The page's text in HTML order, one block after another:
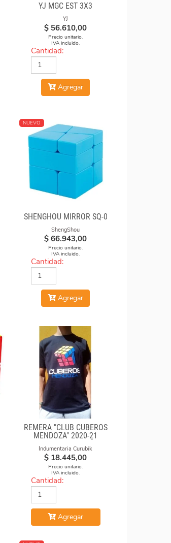
YJ MGC EST 3X3
YJ
$ 56.610,00
Precio unitario.
IVA incluido.
Cantidad:
Agregar
NUEVO
SHENGHOU MIRROR SQ-0
ShengShou
$ 66.943,00
Precio unitario.
IVA incluido.
Cantidad:
Agregar
REMERA "CLUB CUBEROS
MENDOZA" 2020-21
NEGRA DE ALGODÓN
ESTAMPADA
Indumentaria Curubik
$ 18.445,00
Precio unitario.
IVA incluido.
Cantidad:
Agregar